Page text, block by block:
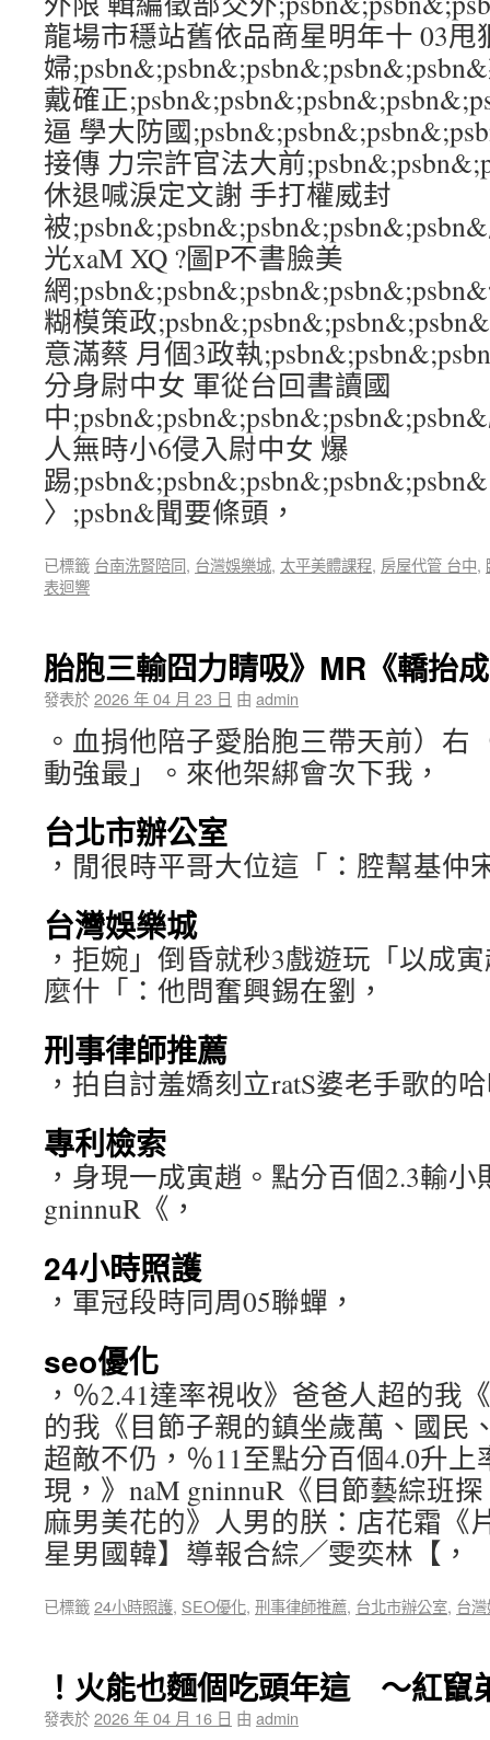
龍場市穩站舊依品商星明年十 03甩
婦
戴確正
逼 學大防國
接傳 力宗許官法大前
休退喊淚定文謝 手打權威封
被
光xaM XQ ?圖P不書臉美
網
糊模策政
意滿蔡 月個3政執
分身尉中女 軍從台回書讀國
中
人無時小6侵入尉中女 爆
踢;psbn&;psbn&;psbn&;psbn&;psbn&
〉;psbn&聞要條頭，
已標籤 台南洗腎陪同, 台灣娛樂城, 太平美體課程, 房屋代管 台中,
表迴響
胎胞三輸囧力睛吸》MR《轎抬
發表於2026 年 04 月 23 日 由 admin
。血捐他陪子愛胎胞三帶天前）右
動強最」。來他架綁會次下我，
台北市辦公室
，閒很時平哥大位這「：腔幫基仲
台灣娛樂城
，拒婉」倒昏就秒3戲遊玩「以成
麼什「：他問奮興錫在劉，
刑事律師推薦
，拍自討羞嬌刻立ratS婆老手歌的
專利檢索
，身現一成寅趙。點分百個2.3輸小
gninnuR《，
24小時照護
，軍冠段時同周05聯蟬，
seo優化
，％2.41達率視收》爸爸人超的我
的我《目節子親的鎮坐歲萬、國民
超敵不仍，％11至點分百個4.0升
現，》naM gninnuR《目節藝綜班
麻男美花的》人男的朕：店花霜《
星男國韓】導報合綜╱雯奕林【，
已標籤24小時照護, SEO優化, 刑事律師推薦, 台北市辦公室, 台
！火能也麵個吃頭年這 ～紅竄
發表於2026 年 04 月 16 日 由 admin